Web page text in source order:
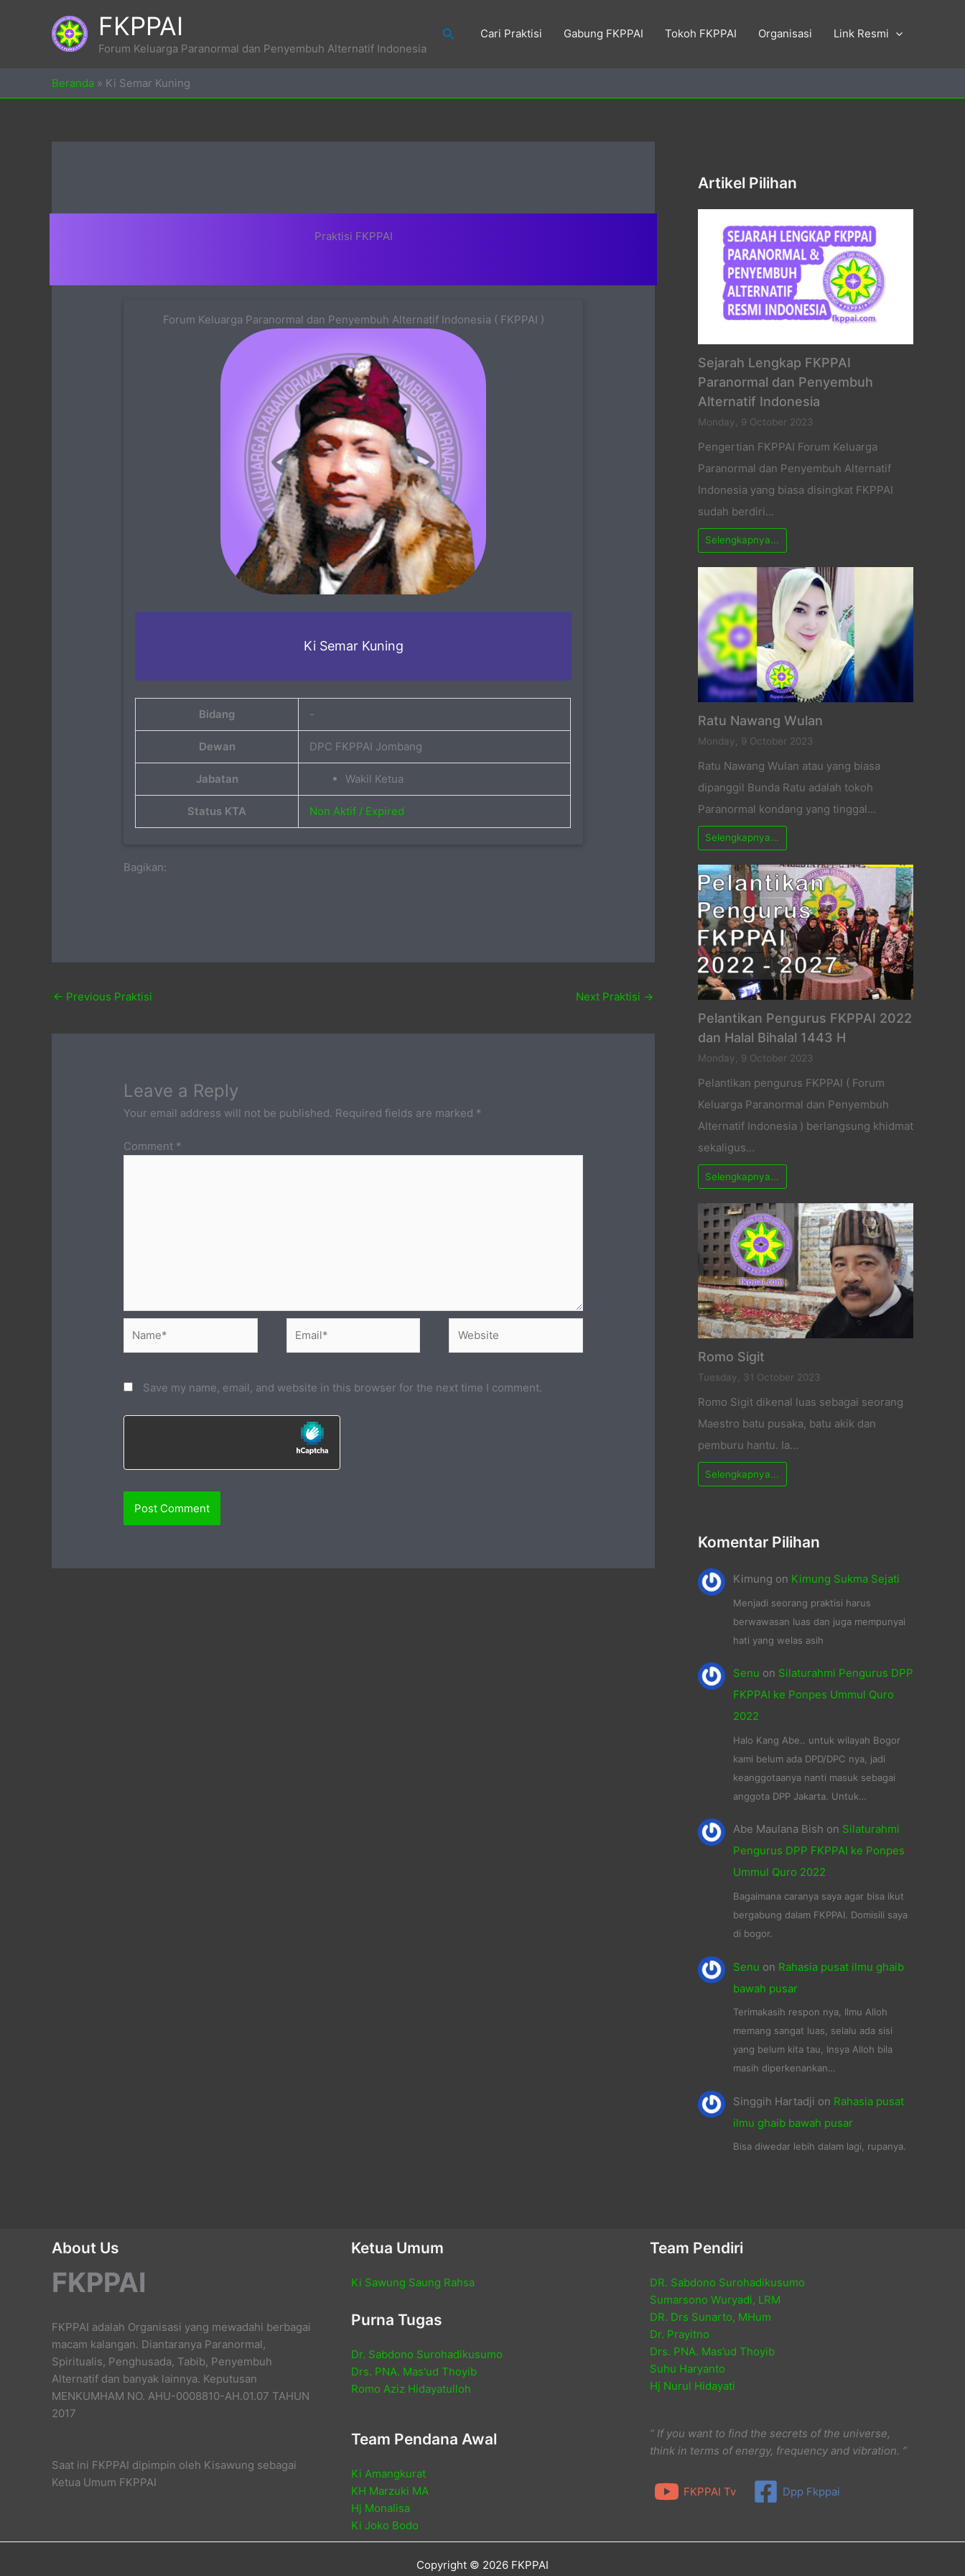
FKPPAI
Forum Keluarga Paranormal dan Penyembuh Alternatif Indonesia
SearchCari Praktisi Gabung FKPPAI Tokoh FKPPAI Organisasi Link Resmi
Beranda » Ki Semar Kuning
Praktisi FKPPAI
Forum Keluarga Paranormal dan Penyembuh Alternatif Indonesia ( FKPPAI )
Ki Semar Kuning
Bidang -
Dewan DPC FKPPAI Jombang
Jabatan Wakil Ketua
Status KTA Non Aktif / Expired
Bagikan:
← Previous Praktisi Next Praktisi →
Leave a Reply
Your email address will not be published. Required fields are marked *
Comment *
Save my name, email, and website in this browser for the next time I comment.
Artikel Pilihan
Sejarah Lengkap FKPPAI
Paranormal dan Penyembuh
Alternatif Indonesia
Monday, 9 October 2023
Pengertian FKPPAI Forum Keluarga
Paranormal dan Penyembuh Alternatif
Indonesia yang biasa disingkat FKPPAI
sudah berdiri…
Selengkapnya...
Ratu Nawang Wulan
Monday, 9 October 2023
Ratu Nawang Wulan atau yang biasa
dipanggil Bunda Ratu adalah tokoh
Paranormal kondang yang tinggal…
Selengkapnya...
Pelantikan Pengurus FKPPAI 2022
dan Halal Bihalal 1443 H
Monday, 9 October 2023
Pelantikan pengurus FKPPAI ( Forum
Keluarga Paranormal dan Penyembuh
Alternatif Indonesia ) berlangsung khidmat
sekaligus…
Selengkapnya...
Romo Sigit
Tuesday, 31 October 2023
Romo Sigit dikenal luas sebagai seorang
Maestro batu pusaka, batu akik dan
pemburu hantu. Ia…
Selengkapnya...
Komentar Pilihan
Kimung on Kimung Sukma Sejati
Menjadi seorang praktisi harus
berwawasan luas dan juga mempunyai
hati yang welas asih
Senu on Silaturahmi Pengurus DPP
FKPPAI ke Ponpes Ummul Quro
2022
Halo Kang Abe.. untuk wilayah Bogor
kami belum ada DPD/DPC nya, jadi
keanggotaanya nanti masuk sebagai
anggota DPP Jakarta. Untuk…
Abe Maulana Bish on Silaturahmi
Pengurus DPP FKPPAI ke Ponpes
Ummul Quro 2022
Bagaimana caranya saya agar bisa ikut
bergabung dalam FKPPAI. Domisili saya
di bogor.
Senu on Rahasia pusat ilmu ghaib
bawah pusar
Terimakasih respon nya, Ilmu Alloh
memang sangat luas, selalu ada sisi
yang belum kita tau, Insya Alloh bila
masih diperkenankan…
Singgih Hartadji on Rahasia pusat
ilmu ghaib bawah pusar
Bisa diwedar lebih dalam lagi, rupanya.
About Us
FKPPAI
FKPPAI adalah Organisasi yang mewadahi berbagai
macam kalangan. Diantaranya Paranormal,
Spiritualis, Penghusada, Tabib, Penyembuh
Alternatif dan banyak lainnya. Keputusan
MENKUMHAM NO. AHU-0008810-AH.01.07 TAHUN
2017
Saat ini FKPPAI dipimpin oleh Kisawung sebagai
Ketua Umum FKPPAI
Ketua Umum
Ki Sawung Saung Rahsa
Purna Tugas
Dr. Sabdono Surohadikusumo
Drs. PNA. Mas'ud Thoyib
Romo Aziz Hidayatulloh
Team Pendana Awal
Ki Amangkurat
KH Marzuki MA
Hj Monalisa
Ki Joko Bodo
Team Pendiri
DR. Sabdono Surohadikusumo
Sumarsono Wuryadi, LRM
DR. Drs Sunarto, MHum
Dr. Prayitno
Drs. PNA. Mas’ud Thoyib
Suhu Haryanto
Hj Nurul Hidayati
“ If you want to find the secrets of the universe,
think in terms of energy, frequency and vibration. ”
FKPPAI Tv Dpp Fkppai
Copyright © 2026 FKPPAI